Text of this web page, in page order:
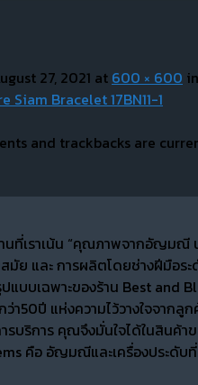
27, 2021 at 600 × 600 in
Siam Bracelet 17BN11-1
and trackbacks are
นที่เราเน้น “คุณภาพจากอัญมณี
ย และ การผลิตโดยช่างฝีมือระ
แบบเฉพาะของร้าน Best and
ว่า50ปี แห่งความไว้วางใจจากลู
บริการ คุณจึงมั่นใจได้ในสินค้าข
คือ อัญมณีและเครื่องประดับ